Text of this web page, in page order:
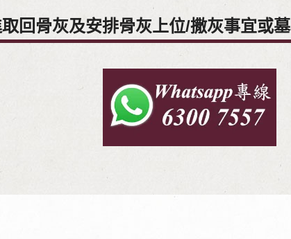
回骨灰及安排骨灰上位/撒灰事宜或